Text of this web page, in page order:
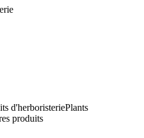
d'herboristeriePlants
produits